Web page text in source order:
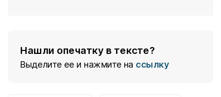
Нашли опечатку в тексте?
Выделите ее и нажмите на ссылку